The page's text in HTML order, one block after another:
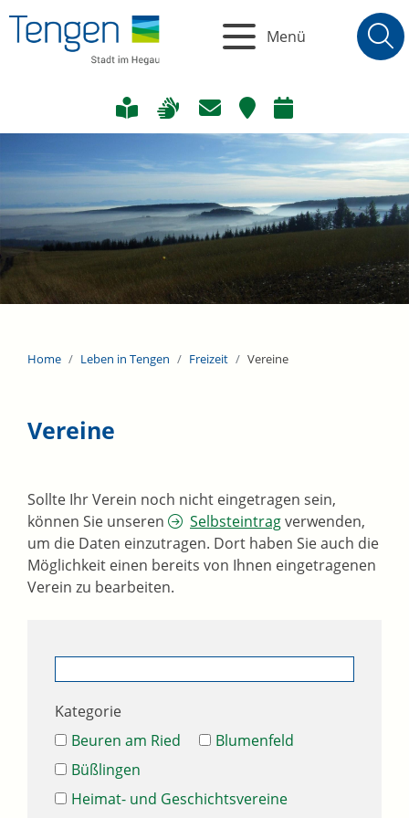
Menü
Home Leben in Tengen Freizeit Vereine
Vereine
Sollte Ihr Verein noch nicht eingetragen sein,
können Sie unseren
Selbsteintragverwenden,
um die Daten einzutragen. Dort haben Sie auch die
Möglichkeit einen bereits von Ihnen eingetragenen
Verein zu bearbeiten.
Kategorie
Beuren am Ried
Blumenfeld
Büßlingen
Heimat- und Geschichtsvereine